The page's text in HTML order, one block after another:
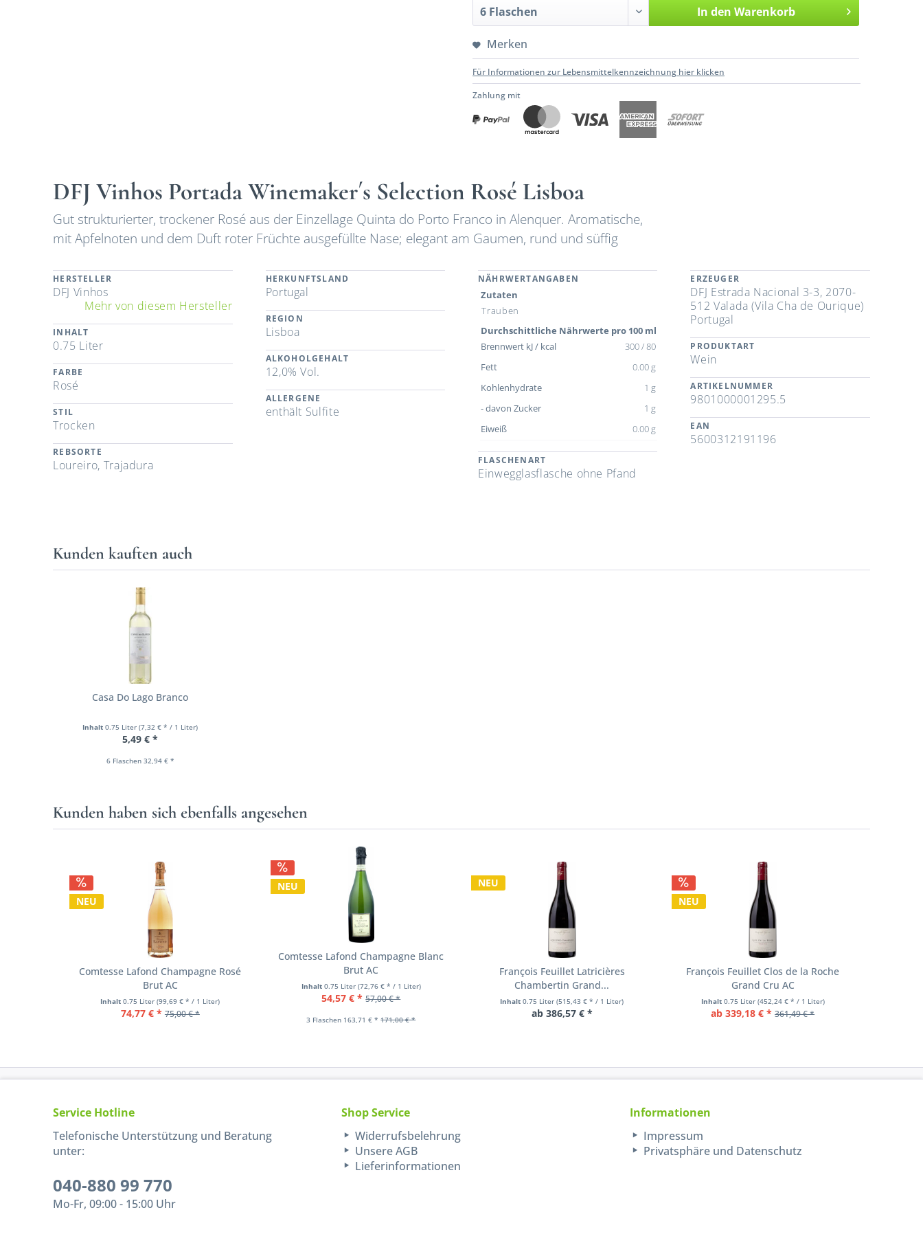
In den Warenkorb
Merken
Für Informationen zur Lebensmittelkennzeichnung hier klicken
Zahlung mit
DFJ Vinhos Portada Winemaker´s Selection Rosé Lisboa
Gut strukturierter, trockener Rosé aus der Einzellage Quinta do Porto Franco in Alenquer. Aromatische,
mit Apfelnoten und dem Duft roter Früchte ausgefüllte Nase; elegant am Gaumen, rund und süffig
HERSTELLER
DFJ Vinhos
Mehr von diesem Hersteller
INHALT
0.75 Liter
FARBE
Rosé
STIL
Trocken
REBSORTE
Loureiro, Trajadura
HERKUNFTSLAND
Portugal
REGION
Lisboa
ALKOHOLGEHALT
12,0% Vol.
ALLERGENE
enthält Sulfite
NÄHRWERTANGABEN
Zutaten
Trauben
Durchschittliche Nährwerte pro 100 ml
Brennwert kJ / kcal
300 / 80
Fett
0.00 g
Kohlenhydrate
1 g
- davon Zucker
1 g
Eiweiß
0.00 g
FLASCHENART
Einwegglasflasche ohne Pfand
ERZEUGER
DFJ Estrada Nacional 3-3, 2070-
512 Valada (Vila Cha de Ourique)
Portugal
PRODUKTART
Wein
ARTIKELNUMMER
9801000001295.5
EAN
5600312191196
Kunden kauften auch
Casa Do Lago Branco
Inhalt0.75 Liter(7,32 € * / 1 Liter)
5,49 € *
6 Flaschen 32,94 € *
Kunden haben sich ebenfalls angesehen
NEU
Comtesse Lafond Champagne Rosé
Brut AC
Inhalt0.75 Liter(99,69 € * / 1 Liter)
74,77 € * 75,00 € *
NEU
Comtesse Lafond Champagne Blanc
Brut AC
Inhalt 0.75 Liter (72,76 € * / 1 Liter)
54,57 € * 57,00 € *
3 Flaschen 163,71 € * 171,00 € *
NEU
François Feuillet Latricières
Chambertin Grand...
Inhalt0.75 Liter(515,43 € * / 1 Liter)
ab 386,57 € *
NEU
François Feuillet Clos de la Roche
Grand Cru AC
Inhalt 0.75 Liter (452,24 € * / 1 Liter)
ab 339,18 € * 361,49 € *
Service Hotline
Telefonische Unterstützung und Beratung
unter:
040-880 99 770
Mo-Fr, 09:00 - 15:00 Uhr
Shop Service
Widerrufsbelehrung
Unsere AGB
Lieferinformationen
Informationen
Impressum
Privatsphäre und Datenschutz